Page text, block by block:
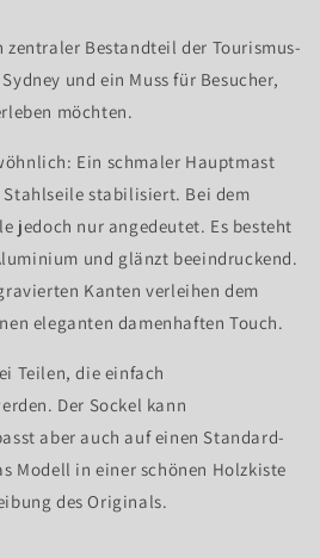
zentraler Bestandteil der Tourismus-
und ein Muss für Besucher,
möchten.
Ein schmaler Hauptmast
stabilisiert. Bei dem
jedoch nur angedeutet. Es besteht
und glänzt beeindruckend.
Kanten verleihen dem
eleganten damenhaften Touch.
Teilen, die einfach
Der Sockel kann
aber auch auf einen Standard-
Modell in einer schönen Holzkiste
des Originals.